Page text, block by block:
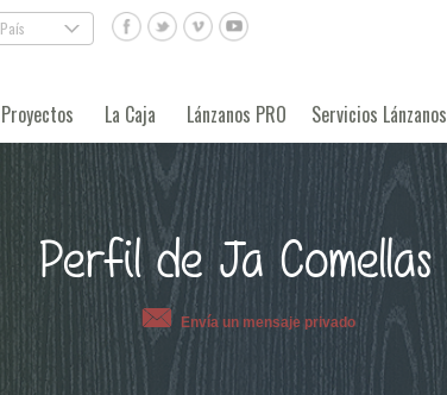
País .
Proyectos La Caja Lánzanos PRO Servicios Lánzanos
Perfil de Ja Comellas
Envía un mensaje privado